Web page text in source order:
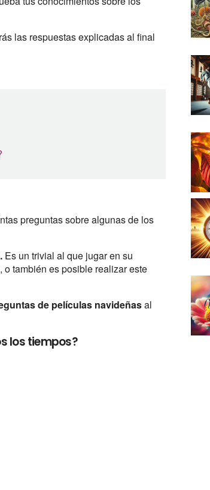
las respuestas explicadas al final
preguntas sobre algunas de los
Es un trivial al que jugar en su
también es posible realizar este
de películas navideñasal
los tiempos?